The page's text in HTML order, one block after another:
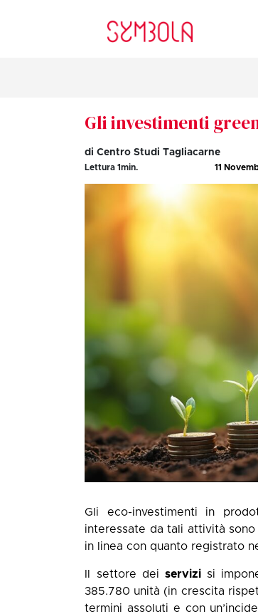
Gli investimenti
di Centro Studi Tagliacarne
Lettura1min. 11
Gli eco-investimenti in
interessate da tali attività
in linea con quanto registrato
Il settore dei servizi si
385.780 unità (in crescita
termini assoluti e con